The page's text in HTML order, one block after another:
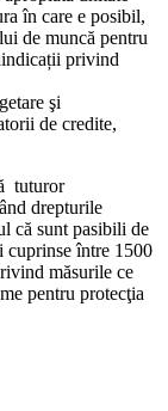
în care e posibil,
de muncă pentru
privind
şi
de credite,
tuturor
drepturile
că sunt pasibili de
cuprinse între 1500
măsurile ce
pentru protecţia